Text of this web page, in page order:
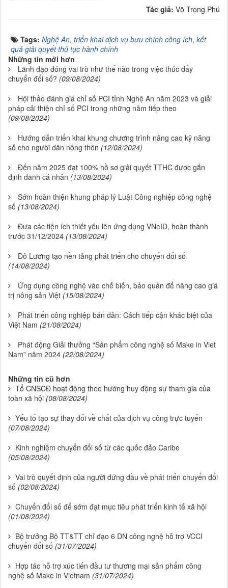
Tác giả: Võ Trọng Phú
Tags: Nghệ An, triển khai dịch vụ bưu chính công ích, kết
quả giải quyết thủ tục hành chính
Những tin mới hơn
Lãnh đạo đóng vai trò như thế nào trong việc thúc đẩy
chuyển đổi số? (09/08/2024)
Hội thảo đánh giá chỉ số PCI tỉnh Nghệ An năm 2023 và giải
pháp cải thiện chỉ số PCI trong những năm tiếp theo
(09/08/2024)
Hướng dẫn triển khai khung chương trình nâng cao kỹ năng
số cho người dân nông thôn (12/08/2024)
Đến năm 2025 đạt 100% hồ sơ giải quyết TTHC được gắn
định danh cá nhân (13/08/2024)
Sớm hoàn thiện khung pháp lý Luật Công nghiệp công nghệ
số (13/08/2024)
Đưa các tiện ích thiết yếu lên ứng dụng VNeID, hoàn thành
trước 31/12/2024 (13/08/2024)
Đô Lương tạo nền tảng phát triển cho chuyển đổi số
(14/08/2024)
Ứng dụng công nghệ vào chế biến, bảo quản để nâng cao giá
trị nông sản Việt (15/08/2024)
Phát triển công nghiệp bán dẫn: Cách tiếp cận khác biệt của
Việt Nam (21/08/2024)
Phát động Giải thưởng “Sản phẩm công nghệ số Make in Viet
Nam” năm 2024 (22/08/2024)
Những tin cũ hơn
Tổ CNSCĐ hoạt động theo hướng huy động sự tham gia của
toàn xã hội (08/08/2024)
Yếu tố tạo sự thay đổi về chất của dịch vụ công trực tuyến
(07/08/2024)
Kinh nghiệm chuyển đổi số từ các quốc đảo Caribe
(05/08/2024)
Vai trò quyết định của người đứng đầu về phát triển chuyển đổi
số (02/08/2024)
Chuyển đổi số để sớm đạt mục tiêu phát triển kinh tế xã hội
(01/08/2024)
Bộ trưởng Bộ TT&TT chỉ đạo 6 DN công nghệ hỗ trợ VCCI
chuyển đổi số (31/07/2024)
Hợp tác hỗ trợ xúc tiến đầu tư thương mại sản phẩm công
nghệ số Make in Vietnam (31/07/2024)